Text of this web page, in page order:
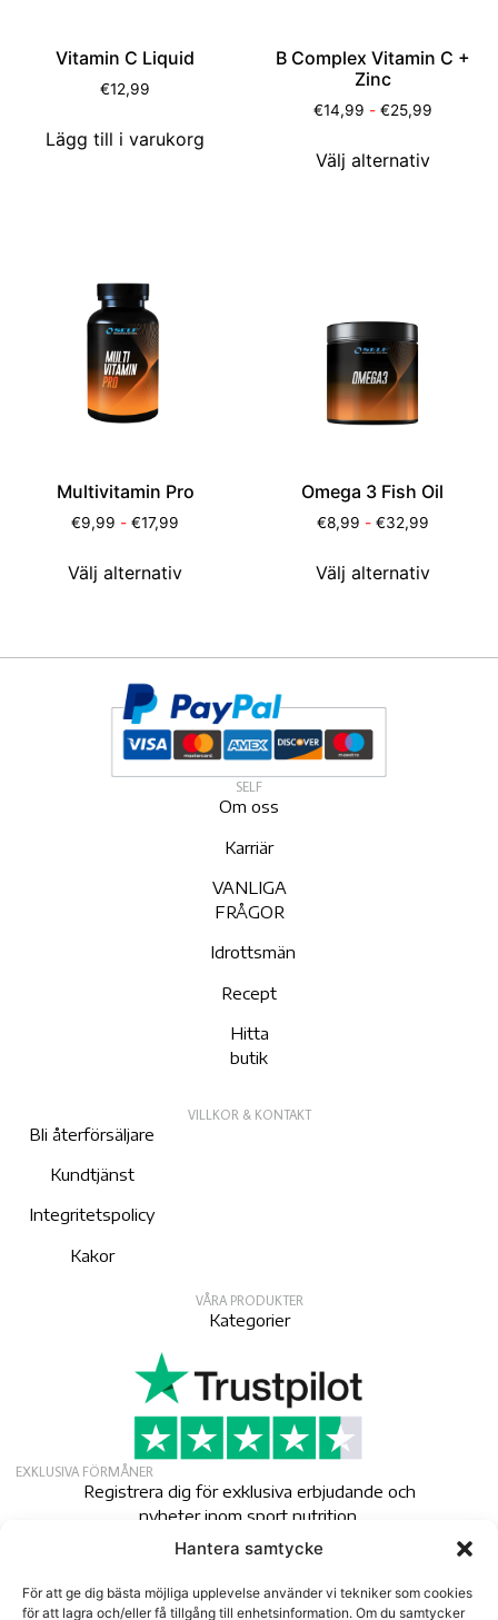
Hantera samtycke
För att ge dig bästa möjliga upplevelse använder vi tekniker som cookies
för att lagra och/eller få tillgång till enhetsinformation. Om du samtycker
Vitamin C Liquid
€12,99
Lägg till i varukorg
B Complex Vitamin C +
Zinc
€14,99 - €25,99
Välj alternativ
Multivitamin Pro
€9,99 -€17,99
Välj alternativ
Omega 3 Fish Oil
€8,99 - €32,99
Välj alternativ
SELF
Om oss
Karriär
VANLIGA
FRÅGOR
Idrottsmän
Recept
Hitta
butik
VILLKOR & KONTAKT
Bli återförsäljare
Kundtjänst
Integritetspolicy
Kakor
VÅRA PRODUKTER
Kategorier
EXKLUSIVA FÖRMÅNER
Registrera dig för exklusiva erbjudande och
nyheter inom sport nutrition.